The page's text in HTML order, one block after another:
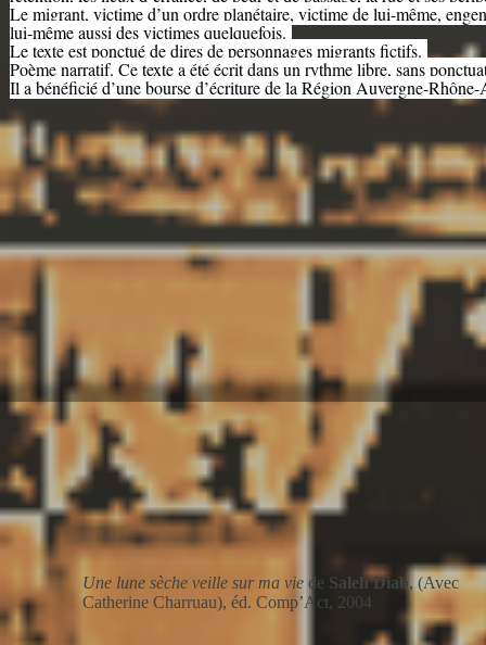
Le migrant, victime d’un ordre planétaire, victime de lui-même,
lui-même aussi des victimes quelquefois.
Le texte est ponctué de dires de personnages migrants fictifs.
Poème narratif. Ce texte a été écrit dans un rythme libre, sans
Il a bénéficié d’une bourse d’écriture de la Région Auvergne-Rhône-
Une lune sèche veille sur ma vie de Saleh Diab, (Avec
Catherine Charruau), éd. Comp’Act, 2004